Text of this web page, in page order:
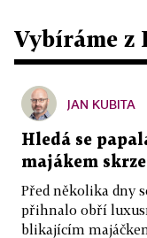
Vybíráme z
JAN KUBITA
Hledá se
majákem
Před několika dny
přihnalo obří
blikajícím